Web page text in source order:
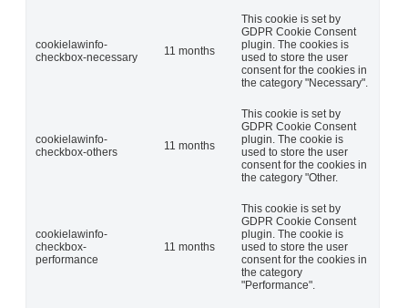
cookielawinfo-
checkbox-necessary
11 months
This cookie is set by
GDPR Cookie Consent
plugin. The cookies is
used to store the user
consent for the cookies in
the category "Necessary".
cookielawinfo-
checkbox-others
11 months
This cookie is set by
GDPR Cookie Consent
plugin. The cookie is
used to store the user
consent for the cookies in
the category "Other.
cookielawinfo-
checkbox-
performance
11 months
This cookie is set by
GDPR Cookie Consent
plugin. The cookie is
used to store the user
consent for the cookies in
the category
"Performance".